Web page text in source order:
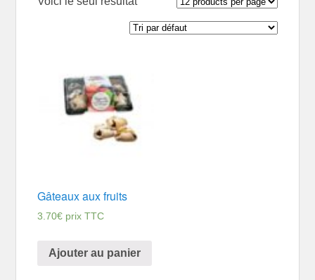
Gâteaux aux fruits
3.70€ prix TTC
Ajouter au panier